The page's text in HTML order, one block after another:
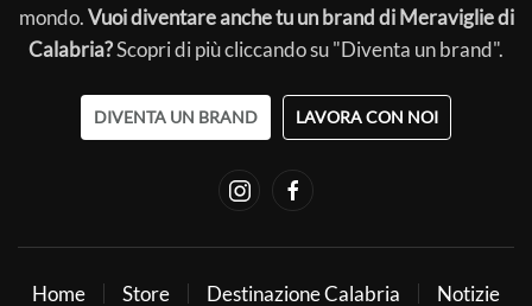
mondo.Vuoi diventare anche tu un brand di Meraviglie di
Calabria?Scopri di più cliccando su "Diventa un brand".
DIVENTA UN BRAND LAVORA CON NOI
Home Store Destinazione Calabria
Notizie